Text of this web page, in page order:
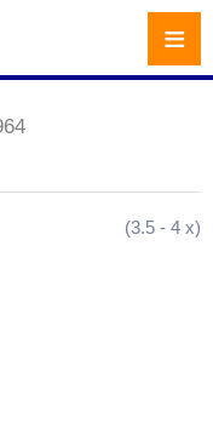
(3.5 - 4 x)
≡